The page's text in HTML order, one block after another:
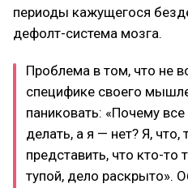
периоды кажущегося
дефолт-система мозга.
Проблема в том, что не
специфике своего
паниковать: «Почему
делать, а я — нет? Я, что,
представить, что кто-то
тупой, дело раскрыто».